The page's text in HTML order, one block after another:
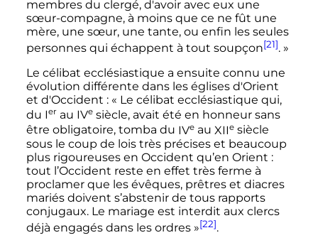
membres du clergé, d'avoir avec eux une
sœur-compagne, à moins que ce ne fût une
mère, une sœur, une tante, ou enfin les seules
personnes qui échappent à tout soupçon[21]. »
Le célibat ecclésiastique a ensuite connu une
évolution différente dans les églises d'Orient
et d'Occident : « Le célibat ecclésiastique qui,
du Ier au IVe siècle, avait été en honneur sans
être obligatoire, tomba du IVe au XIIe siècle
sous le coup de lois très précises et beaucoup
plus rigoureuses en Occident qu’en Orient :
tout l’Occident reste en effet très ferme à
proclamer que les évêques, prêtres et diacres
mariés doivent s’abstenir de tous rapports
conjugaux. Le mariage est interdit aux clercs
déjà engagés dans les ordres »[22].